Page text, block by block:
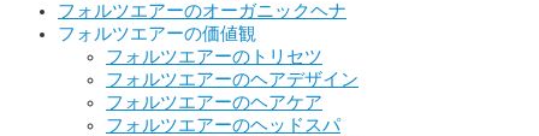
フォルツエアーのオーガニックヘナ
フォルツエアーの価値観
フォルツエアーのトリセツ
フォルツエアーのヘアデザイン
フォルツエアーのヘアケア
フォルツエアーのヘッドスパ